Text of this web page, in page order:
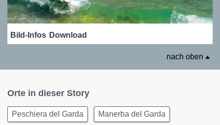
Bild-Infos Download
nach oben
Orte in dieser Story
Peschiera del Garda Manerba del Garda